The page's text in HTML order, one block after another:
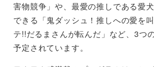
害物競争」や、最愛の推しである愛
できる「鬼ダッシュ！推しへの愛を
テ!!だるまさんが転んだ」など、3つ
予定されています。